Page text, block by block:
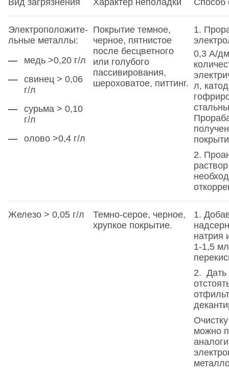
Электроположите­
льные металлы:
медь >0,20 г/л
свинец > 0,06
г/л
сурьма > 0,10
г/л
олово >0,4 г/л
Покрытие темное,
черное, пятнистое
после бесцветного
или голубого
пассивирования,
шероховатое, питтинг.
1.
0,3 А/дм
л,
2.
Железо > 0,05 г/л
Темно-серое, черное,
хрупкое покрытие.
1.
натрия
1-1,5
2. Дать
можно